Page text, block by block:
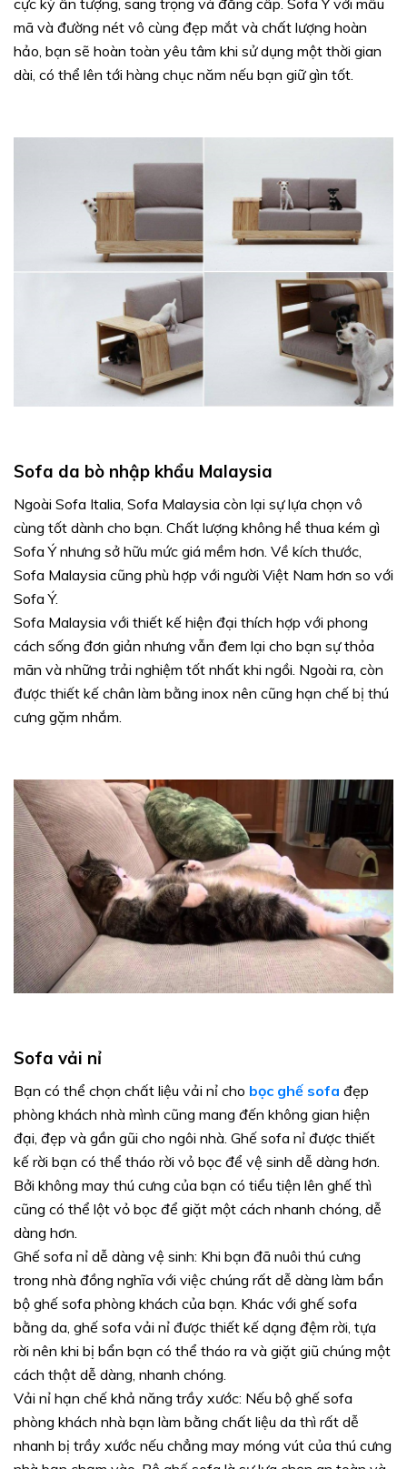
cực kỳ ấn tượng, sang trọng và đẳng cấp. Sofa Ý với mẫu
mã và đường nét vô cùng đẹp mắt và chất lượng hoàn
hảo, bạn sẽ hoàn toàn yêu tâm khi sử dụng một thời gian
dài, có thể lên tới hàng chục năm nếu bạn giữ gìn tốt.
Sofa da bò nhập khẩu Malaysia
Ngoài Sofa Italia, Sofa Malaysia còn lại sự lựa chọn vô
cùng tốt dành cho bạn. Chất lượng không hề thua kém gì
Sofa Ý nhưng sở hữu mức giá mềm hơn. Về kích thước,
Sofa Malaysia cũng phù hợp với người Việt Nam hơn so với
Sofa Ý.
Sofa Malaysia với thiết kế hiện đại thích hợp với phong
cách sống đơn giản nhưng vẫn đem lại cho bạn sự thỏa
mãn và những trải nghiệm tốt nhất khi ngồi. Ngoài ra, còn
được thiết kế chân làm bằng inox nên cũng hạn chế bị thú
cưng gặm nhắm.
Sofa vải nỉ
Bạn có thể chọn chất liệu vải nỉ cho bọc ghế sofa đẹp
phòng khách nhà mình cũng mang đến không gian hiện
đại, đẹp và gần gũi cho ngôi nhà. Ghế sofa nỉ được thiết
kế rời bạn có thể tháo rời vỏ bọc để vệ sinh dễ dàng hơn.
Bởi không may thú cưng của bạn có tiểu tiện lên ghế thì
cũng có thể lột vỏ bọc để giặt một cách nhanh chóng, dễ
dàng hơn.
Ghế sofa nỉ dễ dàng vệ sinh: Khi bạn đã nuôi thú cưng
trong nhà đồng nghĩa với việc chúng rất dễ dàng làm bẩn
bộ ghế sofa phòng khách của bạn. Khác với ghế sofa
bằng da, ghế sofa vải nỉ được thiết kế dạng đệm rời, tựa
rời nên khi bị bẩn bạn có thể tháo ra và giặt giũ chúng một
cách thật dễ dàng, nhanh chóng.
Vải nỉ hạn chế khả năng trầy xước: Nếu bộ ghế sofa
phòng khách nhà bạn làm bằng chất liệu da thì rất dễ
nhanh bị trầy xước nếu chẳng may móng vút của thú cưng